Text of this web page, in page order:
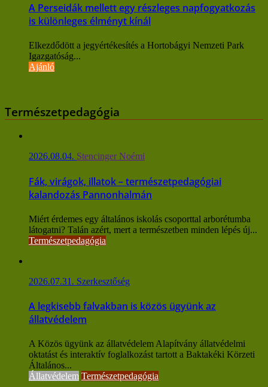
A Perseidák mellett egy részleges napfogyatkozás
is különleges élményt kínál
Elkezdődött a jegyértékesítés a Hortobágyi Nemzeti Park
Igazgatóság...
Ajánló
Természetpedagógia
2026.08.04. Stencinger Noémi
Fák, virágok, illatok – természetpedagógiai
kalandozás Pannonhalmán
Miért érdemes egy általános iskolás csoporttal arborétumba
látogatni? Talán azért, mert a természetben minden lépés új...
Természetpedagógia
2026.07.31. Szerkesztőség
A legkisebb falvakban is közös ügyünk az
állatvédelem
A Közös ügyünk az állatvédelem Alapítvány állatvédelmi
oktatást és interaktív foglalkozást tartott a Baktakéki Körzeti
Általános...
Állatvédelem Természetpedagógia